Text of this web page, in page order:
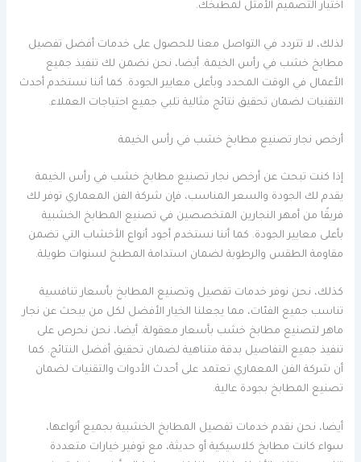
اختيار التصميم الأمثل لمطبخك.
لذلك، لا تتردد في التواصل معنا للحصول على خدمات أفضل تفصيل
مطابخ خشب في رأس الخيمة. أيضا، نحن نضمن لك تنفيذ جميع
الأعمال في الوقت المحدد وبأعلى معايير الجودة. كما أننا نستخدم أحدث
التقنيات لضمان تحقيق نتائج مثالية تلبي جميع احتياجات العملاء.
أرخص نجار تصنيع مطابخ خشب في رأس الخيمة
إذا كنت تبحث عن أرخص نجار تصنيع مطابخ خشب في رأس الخيمة
يقدم لك الجودة والسعر المناسب، فإن شركة الفن المعماري توفر لك
فريقًا من أمهر النجارين المتخصصين في تصنيع المطابخ الخشبية
بأعلى معايير الجودة. كما أننا نستخدم أجود أنواع الأخشاب التي تضمن
مقاومة الطقس والرطوبة لضمان استدامة المطبخ لسنوات طويلة.
كذلك، نحن نوفر خدمات تفصيل وتصنيع المطابخ بأسعار تنافسية
تناسب جميع الفئات، مما يجعلنا الخيار الأفضل لكل من يبحث عن نجار
ماهر لتصنيع مطابخ خشب بأسعار معقولة. أيضا، نحن نحرص على
تنفيذ جميع التفاصيل بدقة متناهية لضمان تحقيق أفضل النتائج. كما
أن شركة الفن المعماري تعتمد على أحدث الأدوات والتقنيات لضمان
تصنيع المطابخ بجودة عالية.
أيضا، نحن نقدم خدمات تفصيل المطابخ الخشبية بجميع أنواعها،
سواء كانت مطابخ كلاسيكية أو حديثة، مع توفير خيارات متعددة